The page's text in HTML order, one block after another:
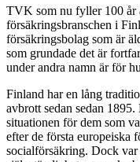
TVK som nu fyller 100 år
försäkringsbranschen i
försäkringsbolag som är
som grundade det är
under andra namn är för
Finland har en lång
avbrott sedan sedan
situationen för dem som
efter de första europeiska
socialförsäkring. Dock